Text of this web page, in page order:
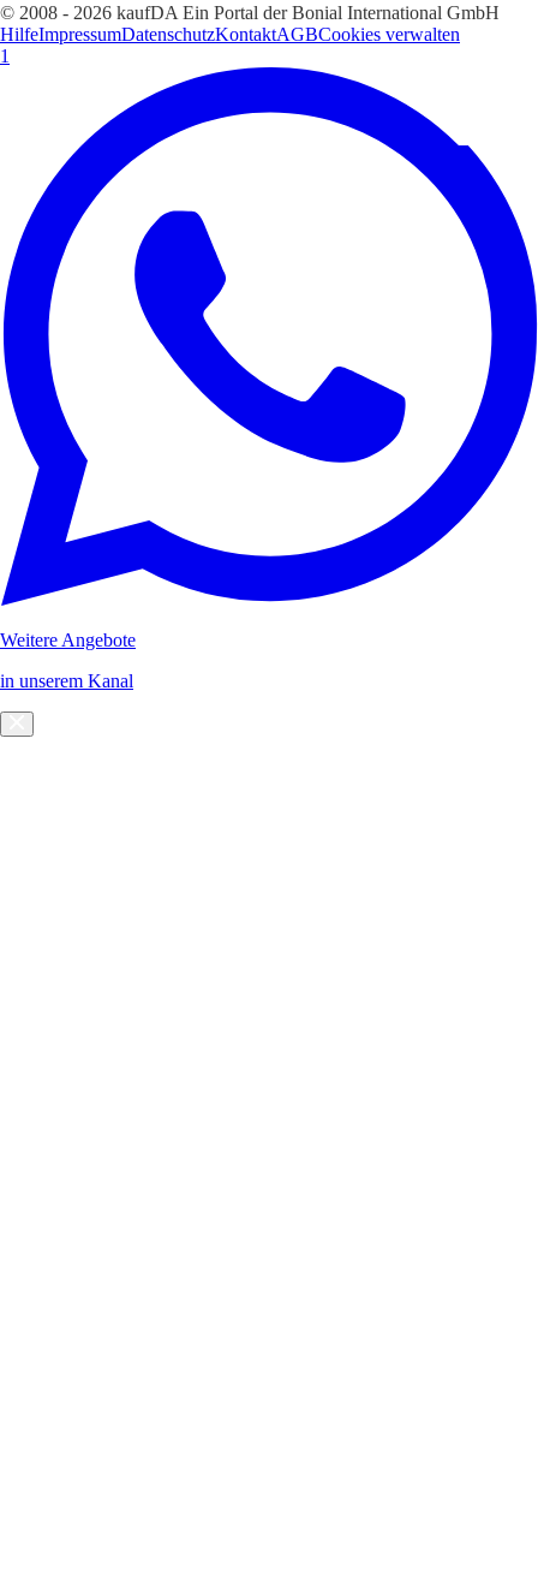
© 2008 - 2026 kaufDA Ein Portal der Bonial International GmbH
HilfeImpressumDatenschutzKontaktAGBCookies verwalten
1
Weitere Angebote
in unserem Kanal